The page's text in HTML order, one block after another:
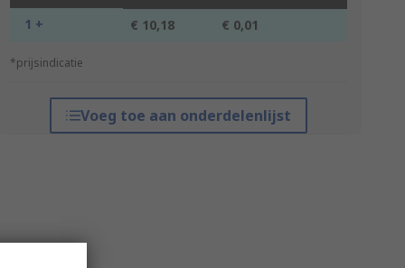
1 + € 10,18 € 0,01
*prijsindicatie
Voeg toe aan onderdelenlijst